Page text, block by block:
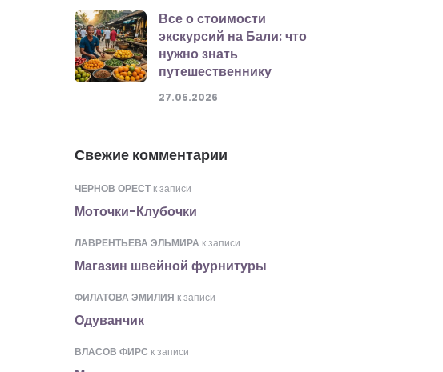
Все о стоимости
экскурсий на Бали: что
нужно знать
путешественнику
27.05.2026
Свежие комментарии
ЧЕРНОВ ОРЕСТк записи
Моточки-Клубочки
ЛАВРЕНТЬЕВА ЭЛЬМИРА к записи
Магазин швейной фурнитуры
ФИЛАТОВА ЭМИЛИЯ к записи
Одуванчик
ВЛАСОВ ФИРС к записи